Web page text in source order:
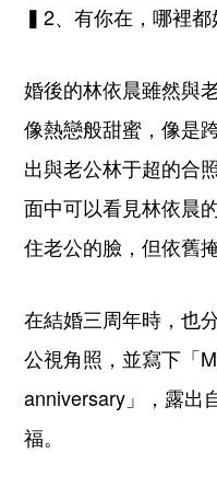
▍2、有你在，哪裡
婚後的林依晨雖然與
像熱戀般甜蜜，像是
出與老公林于超的合
面中可以看見林依晨
住老公的臉，但依舊
在結婚三周年時，也
公視角照，並寫下「
anniversary」，露出
福。